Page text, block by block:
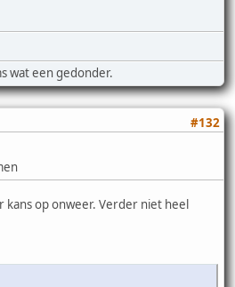
wat een gedonder.
#132
kans op onweer. Verder niet heel